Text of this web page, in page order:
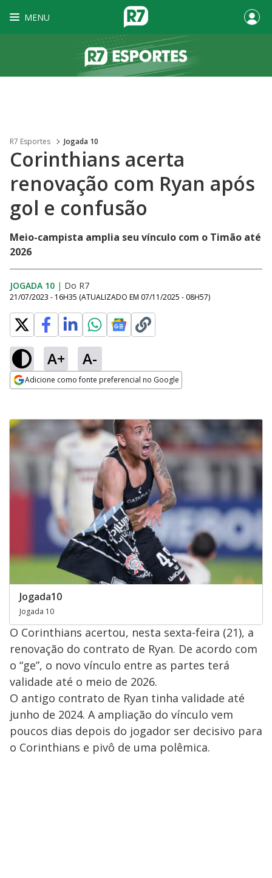
MENU
R7 Esportes Jogada 10
Corinthians acerta
renovação com Ryan após
gol e confusão
Meio-campista amplia seu vínculo com o Timão até
2026
JOGADA 10 | Do R7
21/07/2023 - 16H35 (ATUALIZADO EM 07/11/2025 - 08H57)
A+ A-
Adicione como fonte preferencial no Google
Jogada10
Jogada 10
O Corinthians acertou, nesta sexta-feira (21), a
renovação do contrato de Ryan. De acordo com
o “ge”, o novo vínculo entre as partes terá
validade até o meio de 2026.
O antigo contrato de Ryan tinha validade até
junho de 2024. A ampliação do vínculo vem
poucos dias depois do jogador ser decisivo para
o Corinthians e pivô de uma polêmica.